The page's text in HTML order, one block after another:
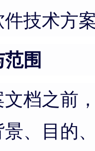
技术方
围
档之前
、目的